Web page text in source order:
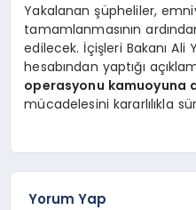
Yakalanan şüpheliler,
tamamlanmasının
edilecek. İçişleri Bakanı
hesabından yaptığı
operasyonu kamuoyuna
mücadelesini kararlılıkla
Yorum Yap